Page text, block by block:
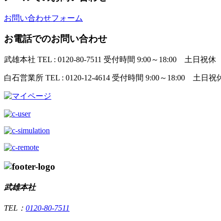
お問い合わせフォーム
お電話でのお問い合わせ
武雄本社 TEL : 0120-80-7511 受付時間 9:00～18:00 土日祝休
白石営業所 TEL : 0120-12-4614 受付時間 9:00～18:00 土日祝
武雄本社
TEL： 0120-80-7511